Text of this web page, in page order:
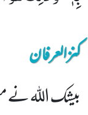
کنزالعرفان
بیشک اللہ نے